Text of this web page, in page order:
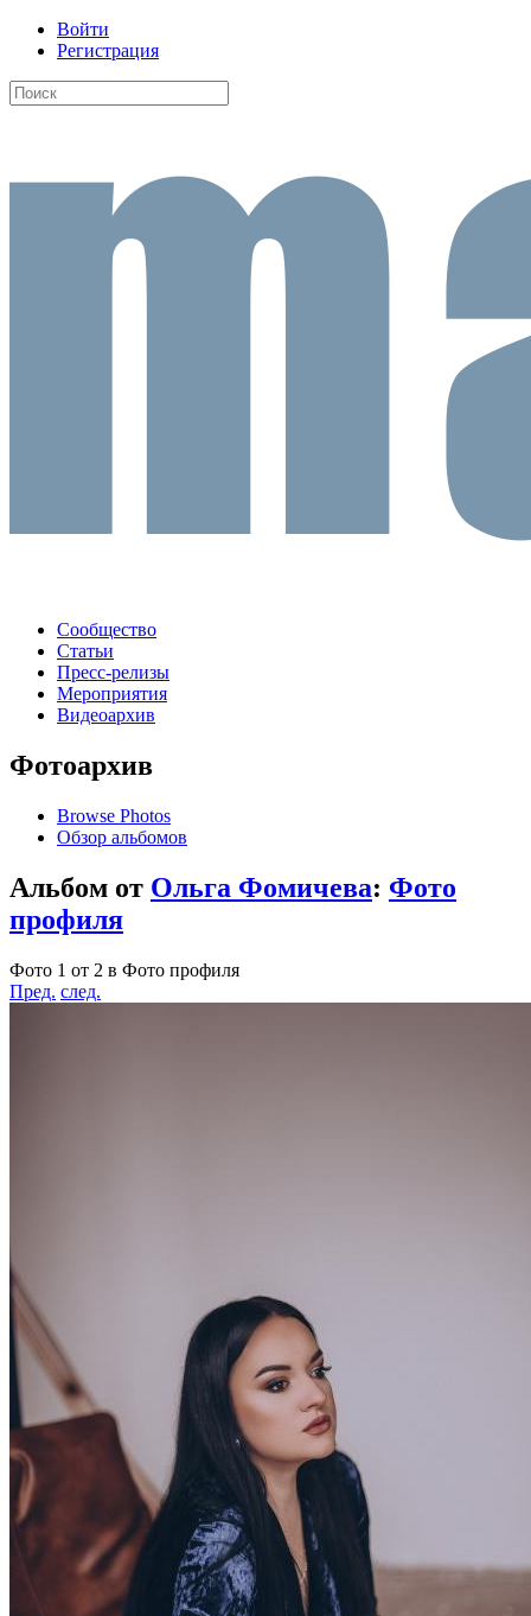
Войти
Регистрация
Сообщество
Статьи
Пресс-релизы
Мероприятия
Видеоархив
Фотоархив
Browse Photos
Обзор альбомов
Альбом от Ольга Фомичева: Фото
профиля
Фото 1 от 2 в Фото профиля
Пред. след.